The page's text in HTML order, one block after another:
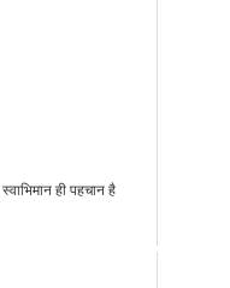
स्वाभिमान ही पहचान है